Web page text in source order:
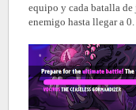
equipo y cada batalla
enemigo hasta llegar a 0.